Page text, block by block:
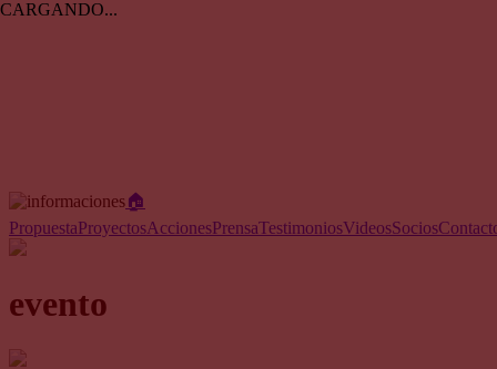
CARGANDO...
🏠︎
PropuestaProyectosAccionesPrensaTestimoniosVideosSocios
evento